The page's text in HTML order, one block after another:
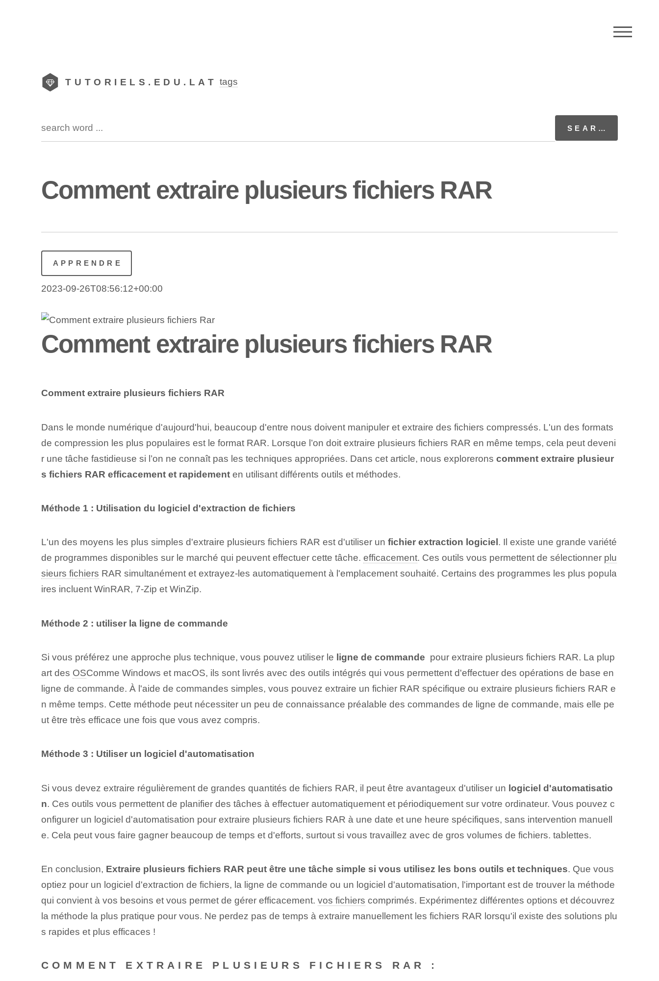
TUTORIELS.EDU.LAT tags
Comment extraire plusieurs fichiers RAR
APPRENDRE
2023-09-26T08:56:12+00:00
Comment extraire plusieurs fichiers RAR
Comment extraire plusieurs fichiers RAR
Dans le monde numérique d'aujourd'hui, beaucoup d'entre nous doivent manipuler et extraire des fichiers compressés. L'un des formats
de compression les plus populaires est le format RAR. Lorsque l’on doit extraire plusieurs fichiers RAR en même temps, cela peut deveni
r une tâche fastidieuse si l’on ne connaît pas les techniques appropriées. Dans cet article, nous explorerons comment extraire plusieur
s fichiers RAR efficacement et rapidementen utilisant différents outils et méthodes.
Méthode 1 : Utilisation du ⁢logiciel d'extraction de fichiers ⁤
L'un des moyens les plus simples d'extraire plusieurs fichiers RAR est d'utiliser un fichier ⁤extraction‍ logiciel . Il existe une grande variété
de programmes disponibles sur le marché qui peuvent effectuer cette tâche. efficacement. Ces outils vous permettent de sélectionner plu
sieurs fichiers RAR simultanément‍ et extrayez-les automatiquement à l'emplacement souhaité‌. Certains des ‌programmes⁤ les plus popula
ires incluent WinRAR, 7-Zip et WinZip.
Méthode 2 : utiliser la ligne de commande
Si vous préférez une approche plus technique, vous pouvez utiliser le ligne de commande ⁣ pour extraire plusieurs fichiers RAR. ⁤La plup
art des OSComme Windows et macOS, ils sont livrés avec des outils intégrés qui vous permettent d'effectuer des opérations de base en
ligne de commande. À l'aide de commandes simples, vous pouvez extraire un fichier RAR spécifique ou extraire plusieurs⁤ fichiers RAR e
n même temps. Cette méthode ‌peut nécessiter ⁤un peu de connaissance préalable des ⁢commandes de ligne de commande‍, mais elle pe
ut être très efficace ⁣une fois ⁢que vous avez compris.
Méthode‌ 3 : Utiliser un logiciel d'automatisation⁣
Si vous devez extraire régulièrement de grandes quantités de fichiers RAR, il peut être avantageux d'utiliser un logiciel d'automatisatio
n. Ces outils ⁤vous permettent de planifier des tâches ⁣à effectuer ⁢automatiquement‌ et périodiquement sur votre ordinateur. Vous pouvez c
onfigurer un logiciel d'automatisation pour extraire plusieurs fichiers RAR à une date et une heure spécifiques, sans intervention manuell
e. Cela peut vous faire gagner beaucoup de temps et d'efforts, surtout si vous travaillez avec de gros volumes de fichiers. ⁤tablettes.
En conclusion, Extraire plusieurs fichiers RAR peut être une tâche simple si vous utilisez les bons outils et techniques. Que vous
optiez pour un logiciel d'extraction de fichiers, la ligne de commande ou un logiciel d'automatisation, l'important est de trouver la méthode
qui convient à vos besoins et vous permet de gérer efficacement. vos fichiers comprimés. Expérimentez différentes options et découvrez
la méthode la plus pratique pour vous. Ne perdez pas de temps à extraire manuellement les fichiers RAR lorsqu'il existe des solutions plu
s rapides et plus efficaces !
COMMENT EXTRAIRE PLUSIEURS FICHIERS RAR :